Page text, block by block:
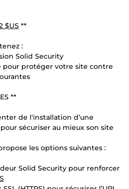
$US **
:
Solid Security
pour protéger votre site contre
**
de l'installation d’une
sécuriser au mieux son site
les options suivantes :
Solid Security pour renforcer